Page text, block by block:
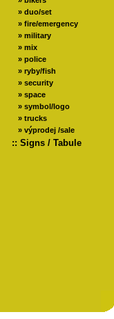
» duo/set
» fire/emergency
» military
» mix
» police
» ryby/fish
» security
» space
» symbol/logo
» trucks
» výprodej /sale
:: Signs / Tabule